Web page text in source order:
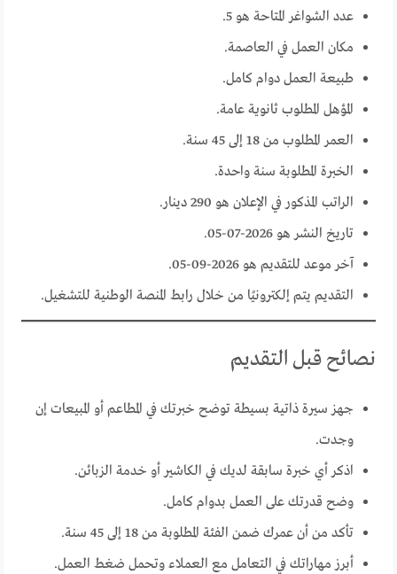
عدد الشواغر المتاحة هو 5.
مكان العمل في العاصمة.
طبيعة العمل دوام كامل.
المؤهل المطلوب ثانوية عامة.
العمر المطلوب من 18 إلى 45 سنة.
الخبرة المطلوبة سنة واحدة.
الراتب المذكور في الإعلان هو 290 دينار.
تاريخ النشر هو 2026-07-05.
آخر موعد للتقديم هو 2026-09-05.
التقديم يتم إلكترونيًا من خلال رابط المنصة الوطنية للتشغيل.
نصائح قبل التقديم
جهز سيرة ذاتية بسيطة توضح خبرتك في المطاعم أو المبيعات إن
وجدت.
اذكر أي خبرة سابقة لديك في الكاشير أو خدمة الزبائن.
وضح قدرتك على العمل بدوام كامل.
تأكد من أن عمرك ضمن الفئة المطلوبة من 18 إلى 45 سنة.
أبرز مهاراتك في التعامل مع العملاء وتحمل ضغط العمل.